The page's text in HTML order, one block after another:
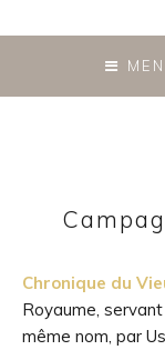
SKIP
TO
Chronique du
Royaume,
même nom, par